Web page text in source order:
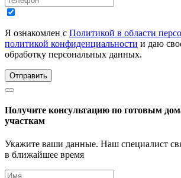
Я ознакомлен с Политикой в области
политикой конфиденциальности и даю
обработку персональных данных.
Отправить
Получите консультацию по готовым
участкам
Укажите ваши данные. Наш специалист
в ближайшее время